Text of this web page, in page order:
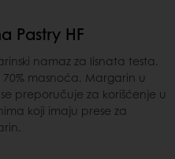
Pastry HF
namaz za lisnata testa.
70% masnoća. Margarin u
preporučuje za korišćenje u
koji imaju prese za